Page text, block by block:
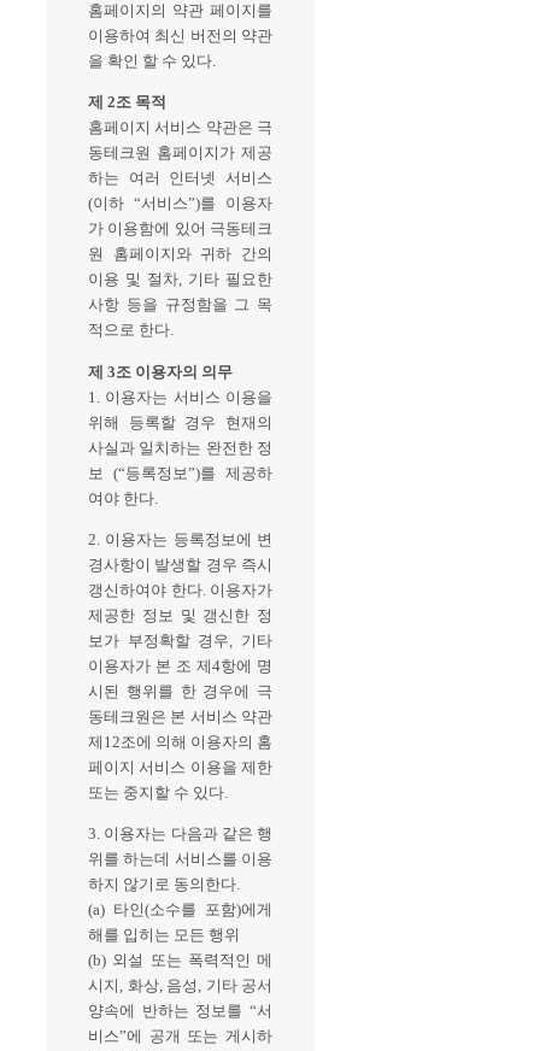
홈페이지의 약관 페이지를
이용하여 최신 버전의 약관
을 확인 할 수 있다.
제 2조 목적
홈페이지 서비스 약관은 극
동테크원 홈페이지가 제공
하는 여러 인터넷 서비스
(이하 “서비스”)를 이용자
가 이용함에 있어 극동테크
원 홈페이지와 귀하 간의
이용 및 절차, 기타 필요한
사항 등을 규정함을 그 목
적으로 한다.
제 3조 이용자의 의무
1. 이용자는 서비스 이용을
위해 등록할 경우 현재의
사실과 일치하는 완전한 정
보 (“등록정보”)를 제공하
여야 한다.
2. 이용자는 등록정보에 변
경사항이 발생할 경우 즉시
갱신하여야 한다. 이용자가
제공한 정보 및 갱신한 정
보가 부정확할 경우, 기타
이용자가 본 조 제4항에 명
시된 행위를 한 경우에 극
동테크원은 본 서비스 약관
제12조에 의해 이용자의 홈
페이지 서비스 이용을 제한
또는 중지할 수 있다.
3. 이용자는 다음과 같은 행
위를 하는데 서비스를 이용
하지 않기로 동의한다.
(a) 타인(소수를 포함)에게
해를 입히는 모든 행위
(b) 외설 또는 폭력적인 메
시지, 화상, 음성, 기타 공서
양속에 반하는 정보를 “서
비스”에 공개 또는 게시하